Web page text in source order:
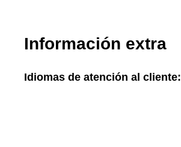
Información extra
Idiomas de atención al cliente: